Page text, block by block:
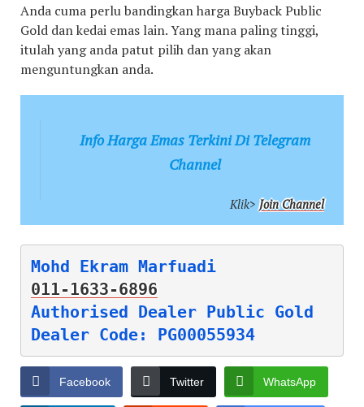
Anda cuma perlu bandingkan harga Buyback Public
Gold dan kedai emas lain. Yang mana paling tinggi,
itulah yang anda patut pilih dan yang akan
menguntungkan anda.
Info Harga Emas Terkini Di Telegram
Channel
Klik>Join Channel
011-1633-6896
Authorised Dealer Public Gold
Dealer Code: PG00055934
Facebook Twitter WhatsApp